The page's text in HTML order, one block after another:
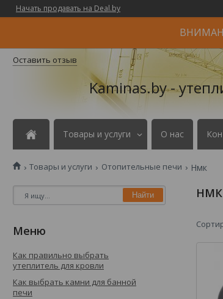
Начать продавать на Deal.by
Оставить отзыв
Kaminas.by -
Товары и услуги О нас
Товары и услуги Отопительные печи Нмк
НМК
Найти
Как правильно выбрать
утеплитель для кровли
Как выбрать камни для банной
печи